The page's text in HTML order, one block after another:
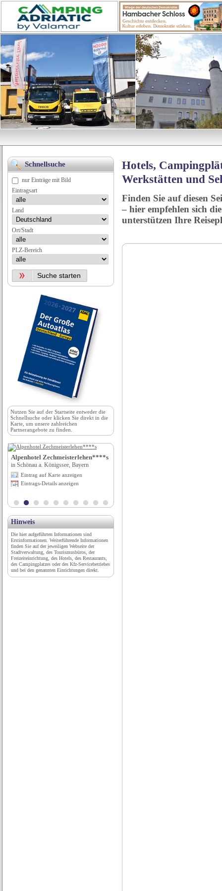
Hotels,
Werkstätten und
Finden Sie auf diesen
– hier empfehlen sich
unterstützen Ihre
Schnellsuche
nur Einträge mit Bild
Eintragsart
Land
Ort/Stadt
PLZ-Bereich
Nutzen Sie auf der Startseite entweder die
Schnellsuche oder klicken Sie direkt in die
Karte, um unsere zahlreichen
Partnerangebote zu finden.
Alpenhotel Zechmeisterlehen****s
in Schönau a. Königssee, Bayern
Eintrag auf Karte anzeigen
Eintrags-Details anzeigen
Hinweis
Die hier aufgeführten Informationen sind
Erstinformationen. Weiterführende Informationen
finden Sie auf der jeweiligen Webseite der
Stadtverwaltung, des Tourismusbüros, der
Freizeiteinrichtung, des Hotels, des Restaurants,
des Campingplatzes oder des Kfz-Servicebetriebes
und bei den genannten Einrichtungen direkt.